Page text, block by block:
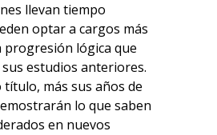
llevan tiempo
optar a cargos más
progresión lógica que
estudios anteriores.
más sus años de
lo que saben
en nuevos